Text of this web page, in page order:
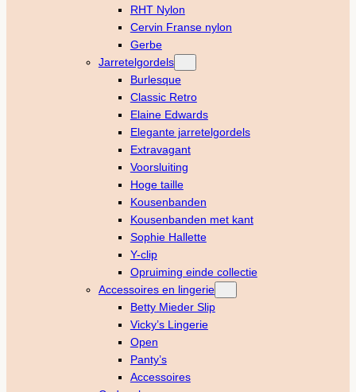
RHT Nylon
Cervin Franse nylon
Gerbe
Jarretelgordels
Burlesque
Classic Retro
Elaine Edwards
Elegante jarretelgordels
Extravagant
Voorsluiting
Hoge taille
Kousenbanden
Kousenbanden met kant
Sophie Hallette
Y-clip
Opruiming einde collectie
Accessoires en lingerie
Betty Mieder Slip
Vicky’s Lingerie
Open
Panty’s
Accessoires